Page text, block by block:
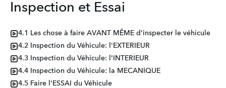
Inspection et Essai
4.1 Les chose à faire AVANT MÊME d'inspecter le véhicule
4.2 Inspection du Véhicule: l'EXTERIEUR
4.3 Inspection du Véhicule: l'INTERIEUR
4.4 Inspection du Véhicule: la MECANIQUE
4.5 Faire l'ESSAI du Véhicule